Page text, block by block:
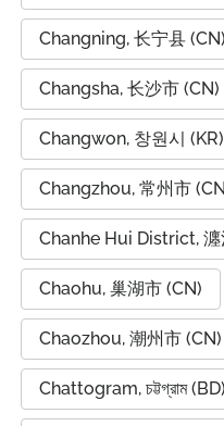
Changning, 长宁县 (CN)
Changsha, 长沙市 (CN)
Changwon, 창원시 (KR)
Changzhou, 常州市
Chanhe Hui District, 瀍
Chaohu, 巢湖市 (CN)
Chaozhou, 潮州市 (CN)
Chattogram, চট্টগ্রাম (BD)